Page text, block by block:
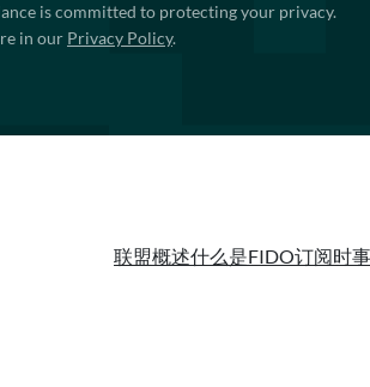
is committed to protecting your privacy.
in our Privacy Policy.
联盟概述什么是FIDO订阅时